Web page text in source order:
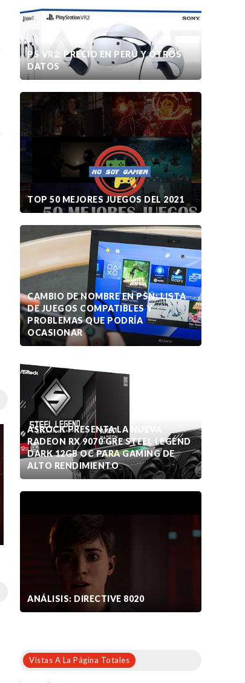
PS VR2: PRECIO EN PERÚ Y OTROS
DATOS
TOP 50 MEJORES JUEGOS DEL 2021
CAMBIO DE NOMBRE EN PSN: LISTA
DE JUEGOS COMPATIBLES Y
PROBLEMAS QUE PODRÍA
OCASIONAR
ASROCK PRESENTA LA NUEVA
RADEON RX 9070 GRE STEEL LEGEND
DARK 12GB OC PARA GAMING DE
ALTO RENDIMIENTO
ANÁLISIS: DIRECTIVE 8020
Vistas A La Página Totales